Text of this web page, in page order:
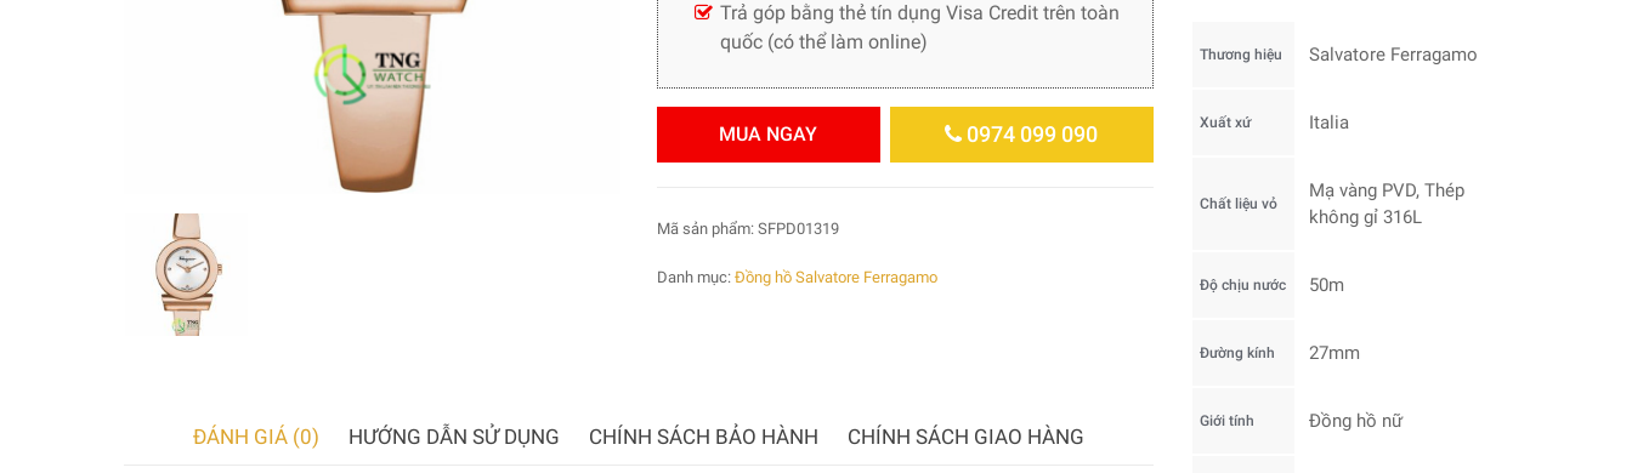
Trả góp bằng thẻ tín dụng Visa Credit trên toàn
quốc (có thể làm online)
MUA NGAY 0974 099 090
Mã sản phẩm: SFPD01319
Danh mục: Đồng hồ Salvatore Ferragamo
ĐÁNH GIÁ (0) HƯỚNG DẪN SỬ DỤNG CHÍNH SÁCH BẢO HÀNH CHÍNH SÁCH GIAO HÀNG
Thương hiệu Salvatore Ferragamo
Xuất xứ Italia
Chất liệu vỏ
Mạ vàng PVD, Thép
không gỉ 316L
Độ chịu nước 50m
Đường kính 27mm
Giới tính Đồng hồ nữ